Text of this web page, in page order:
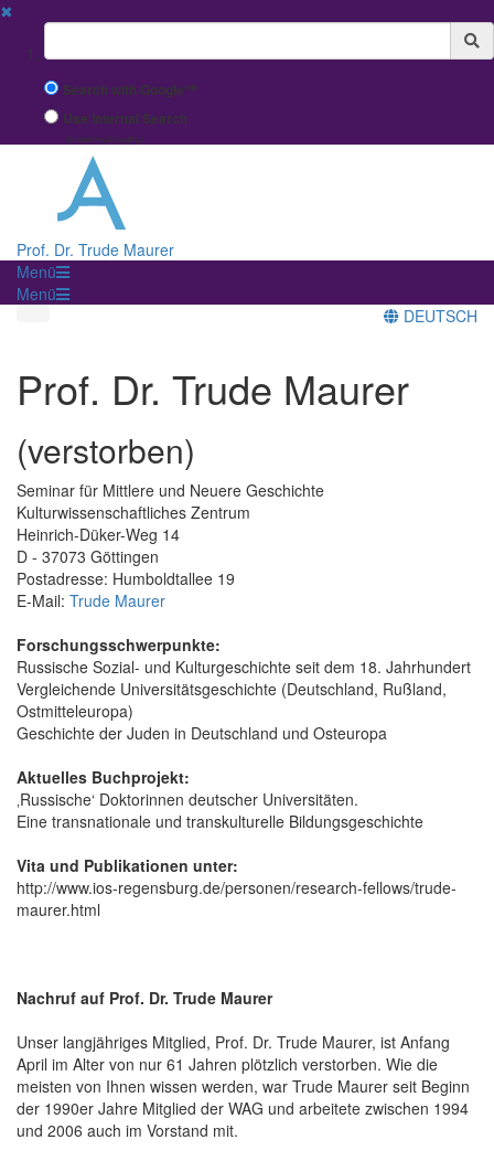
✖
Suchbegriff
Search with Google™
Use Internal Search
(limited result quality)
Prof. Dr. Trude Maurer
Menü
Menü
DEUTSCH
Prof. Dr. Trude Maurer
(verstorben)
Seminar für Mittlere und Neuere Geschichte
Kulturwissenschaftliches Zentrum
Heinrich-Düker-Weg 14
D - 37073 Göttingen
Postadresse: Humboldtallee 19
E-Mail: Trude Maurer
Forschungsschwerpunkte:
Russische Sozial- und Kulturgeschichte seit dem 18. Jahrhundert
Vergleichende Universitätsgeschichte (Deutschland, Rußland,
Ostmitteleuropa)
Geschichte der Juden in Deutschland und Osteuropa
Aktuelles Buchprojekt:
‚Russische‘ Doktorinnen deutscher Universitäten.
Eine transnationale und transkulturelle Bildungsgeschichte
Vita und Publikationen unter:
http://www.ios-regensburg.de/personen/research-fellows/trude-
maurer.html
Nachruf auf Prof. Dr. Trude Maurer
Unser langjähriges Mitglied, Prof. Dr. Trude Maurer, ist Anfang
April im Alter von nur 61 Jahren plötzlich verstorben. Wie die
meisten von Ihnen wissen werden, war Trude Maurer seit Beginn
der 1990er Jahre Mitglied der WAG und arbeitete zwischen 1994
und 2006 auch im Vorstand mit.